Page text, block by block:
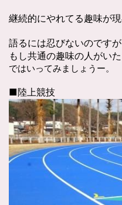
継続的にやれてる趣味が
語るには忍びないのですが
もし共通の趣味の人がい
ではいってみましょうー。
■陸上競技